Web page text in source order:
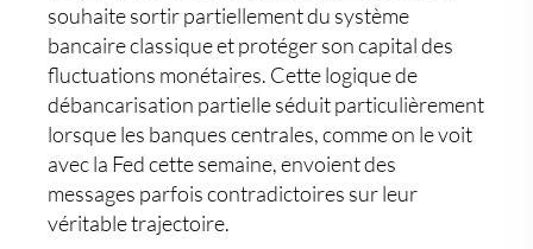
souhaite sortir partiellement du système
bancaire classique et protéger son capital des
fluctuations monétaires. Cette logique de
débancarisation partielle séduit particulièrement
lorsque les banques centrales, comme on le voit
avec la Fed cette semaine, envoient des
messages parfois contradictoires sur leur
véritable trajectoire.